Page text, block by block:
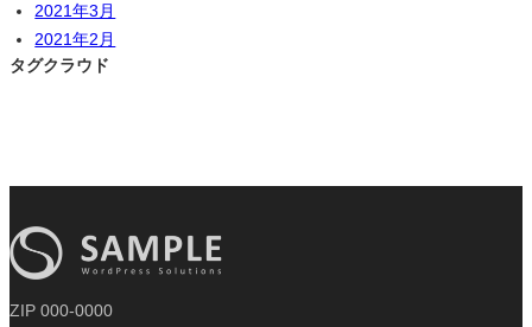
2021年3月
2021年2月
タグクラウド
ZIP 000-0000